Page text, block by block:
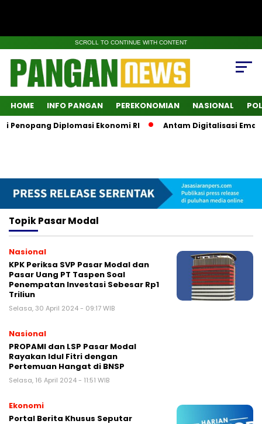
SCROLL TO CONTINUE WITH CONTENT
HOME INFO PANGAN PEREKONOMIAN NASIONAL
Penopang Diplomasi Ekonomi RI Antam Digitalisasi
TopikPasar Modal
Nasional
KPK Periksa SVP Pasar Modal dan
Pasar Uang PT Taspen Soal
Penempatan Investasi Sebesar Rp1
Triliun
Selasa, 30 April 2024 - 09:17 WIB
Nasional
PROPAMI dan LSP Pasar Modal
Rayakan Idul Fitri dengan
Pertemuan Hangat di BNSP
Selasa, 16 April 2024 - 11:51 WIB
Ekonomi
Portal Berita Khusus Seputar